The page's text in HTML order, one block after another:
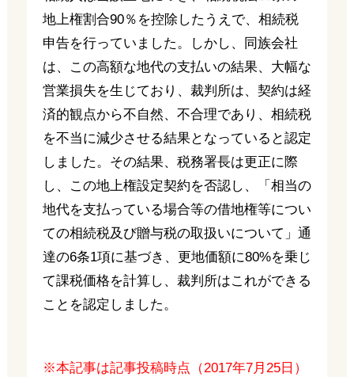
地上権割合90％を控除したうえで、相続税
申告を行っていました。しかし、同族会社
は、この高額な地代の支払いの結果、大幅な
営業損失を生じており、裁判所は、契約は経
済的観点から不自然、不合理であり、相続税
を不当に減少させる結果となっていると認定
しました。その結果、税務署長は更正に際
し、この地上権設定契約を否認し、「相当の
地代を支払っている場合等の借地権等につい
ての相続税及び贈与税の取扱いについて」通
達の6条1項に基づき、更地価額に80%を乗じ
て課税価格を計算し、裁判所はこれができる
ことを認定しました。
※本記事は記事投稿時点（2017年7月25日）